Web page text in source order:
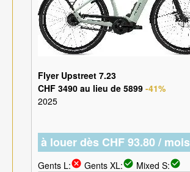
Flyer Upstreet 7.23
CHF 3490 au lieu de 5899 -41%
2025
à louer dès CHF 93.80 / mois
Gents L:cancel Gents XL:check_circle Mixed S:check_circle